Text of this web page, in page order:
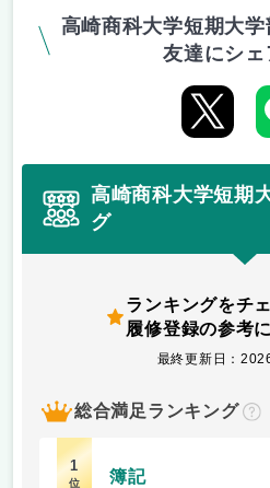
高崎商科大学短期大
友達にシェ
高崎商科大学短期
グ
ランキングをチ
履修登録の参考
最終更新日：
総合満足ランキング
？
1
位 簿記